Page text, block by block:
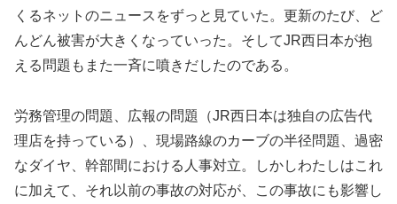
くるネットのニュースをずっと見ていた。更新のたび、ど
んどん被害が大きくなっていった。そしてJR西日本が抱
える問題もまた一斉に噴きだしたのである。
労務管理の問題、広報の問題（JR西日本は独自の広告代
理店を持っている）、現場路線のカーブの半径問題、過密
なダイヤ、幹部間における人事対立。しかしわたしはこれ
に加えて、それ以前の事故の対応が、この事故にも影響し